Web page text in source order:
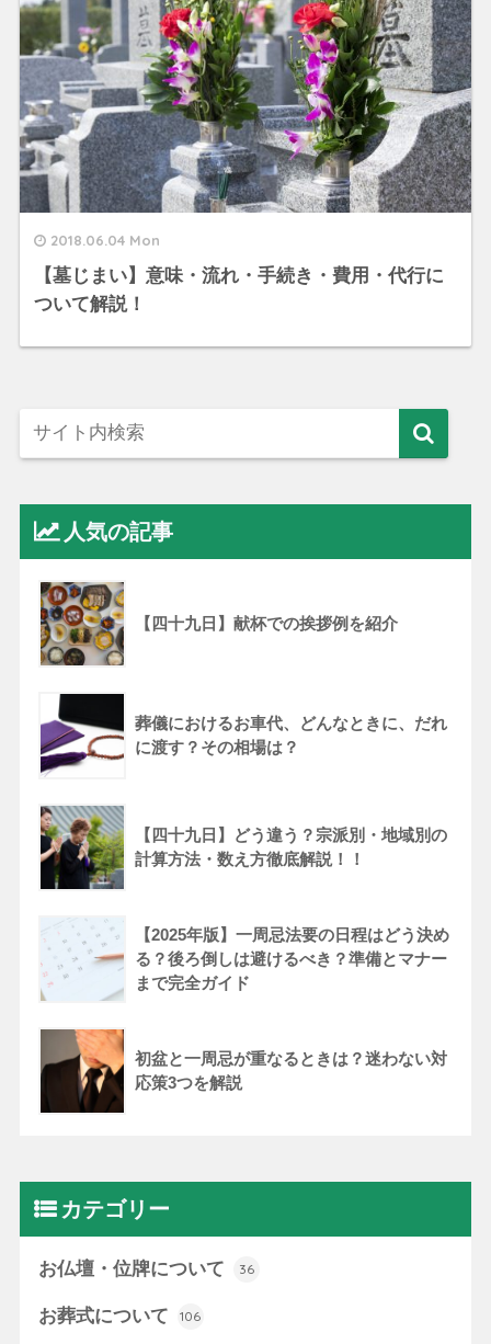
2018.06.04 Mon
【墓じまい】意味・流れ・手続き・費用・代行に
ついて解説！
人気の記事
【四十九日】献杯での挨拶例を紹介
葬儀におけるお車代、どんなときに、だれ
に渡す？その相場は？
【四十九日】どう違う？宗派別・地域別の
計算方法・数え方徹底解説！！
【2025年版】一周忌法要の日程はどう決め
る？後ろ倒しは避けるべき？準備とマナー
まで完全ガイド
初盆と一周忌が重なるときは？迷わない対
応策3つを解説
カテゴリー
お仏壇・位牌について 36
お葬式について 106